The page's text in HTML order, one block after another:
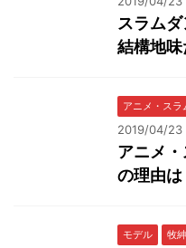
スラム
結構地味
アニメ・スラ
2019/04/23
アニメ
の理由は
モデル 牧